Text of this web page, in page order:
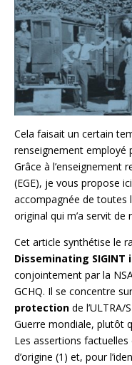
Cela faisait un certain
renseignement employé
Grâce à l’enseignement
(EGE), je vous propose
accompagnée de toutes
original qui m’a servit de
Cet article synthétise le
Disseminating SIGINT
conjointement par la
GCHQ. Il se concentre
protection de
Guerre mondiale, plutôt
Les assertions
d’origine (1) et, pour